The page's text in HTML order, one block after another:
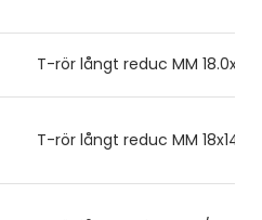
T-rör långt reduc MM 18.0x1.0/
T-rör långt reduc MM 18x14